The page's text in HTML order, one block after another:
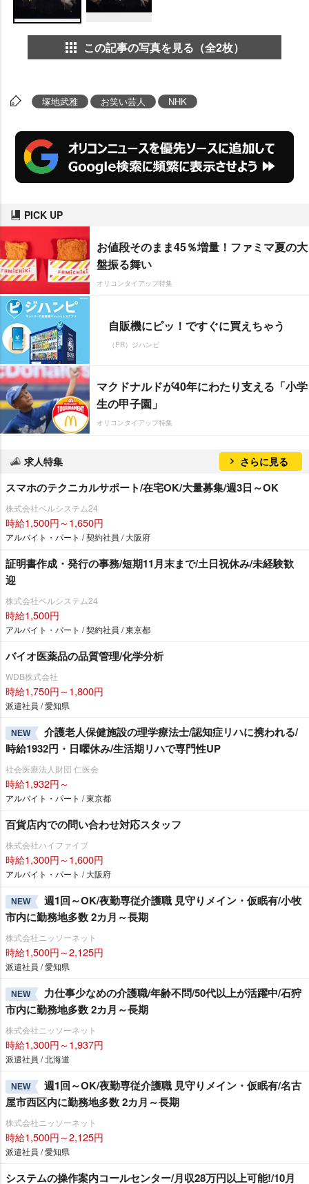
この記事の写真を見る（全2枚）
塚地武雅 お笑い芸人 NHK
PICK UP
お値段そのまま45％増量！ファミマ夏の大
盤振る舞い
オリコンタイアップ特集
自販機にピッ！ですぐに買えちゃう
（PR）ジハンピ
マクドナルドが40年にわたり支える「小学
生の甲子園」
オリコンタイアップ特集
求人特集 さらに見る
スマホのテクニカルサポート/在宅OK/大量募集/週3日～OK
株式会社ベルシステム24
時給1,500円～1,650円
アルバイト・パート / 契約社員 / 大阪府
証明書作成・発行の事務/短期11月末まで/土日祝休み/未経験歓
迎
株式会社ベルシステム24
時給1,500円
アルバイト・パート / 契約社員 / 東京都
バイオ医薬品の品質管理/化学分析
WDB株式会社
時給1,750円～1,800円
派遣社員 / 愛知県
NEW
介護老人保健施設の理学療法士/認知症リハに携われる/
時給1932円・日曜休み/生活期リハで専門性UP
社会医療法人財団 仁医会
時給1,932円～
アルバイト・パート / 東京都
百貨店内での問い合わせ対応スタッフ
株式会社ハイファイブ
時給1,300円～1,600円
アルバイト・パート / 大阪府
NEW
週1回～OK/夜勤専従介護職 見守りメイン・仮眠有/小牧
市内に勤務地多数 2カ月～長期
株式会社ニッソーネット
時給1,500円～2,125円
派遣社員 / 愛知県
NEW
力仕事少なめの介護職/年齢不問/50代以上が活躍中/石狩
市内に勤務地多数 2カ月～長期
株式会社ニッソーネット
時給1,300円～1,937円
派遣社員 / 北海道
NEW
週1回～OK/夜勤専従介護職 見守りメイン・仮眠有/名古
屋市西区内に勤務地多数 2カ月～長期
株式会社ニッソーネット
時給1,500円～2,125円
派遣社員 / 愛知県
システムの操作案内コールセンター/月収28万円以上可能!/10月